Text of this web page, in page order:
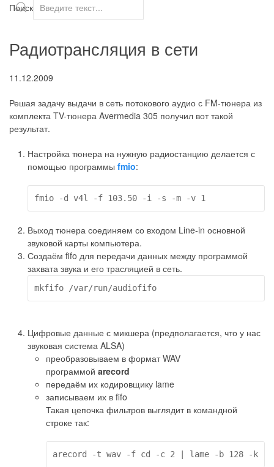
Радиотрансляция в сети
11.12.2009
Решая задачу выдачи в сеть потокового аудио с FM-тюнера из
комплекта TV-тюнера Avermedia 305 получил вот такой
результат.
Настройка тюнера на нужную радиостанцию делается с
помощью программы fmio:
Выход тюнера соединяем со входом Line-in основной
звуковой карты компьютера.
Создаём fifo для передачи данных между программой
захвата звука и его трасляцией в сеть.
Цифровые данные с микшера (предполагается, что у нас
звуковая система ALSA)
преобразовываем в формат WAV
программой arecord
передаём их кодировщику lame
записываем их в fifo
Такая цепочка фильтров выглядит в командной
строке так:
arecord -t wav -f cd -c 2 | lame -b 128 -k -
Поиск